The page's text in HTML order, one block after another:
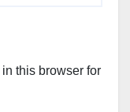
this browser for